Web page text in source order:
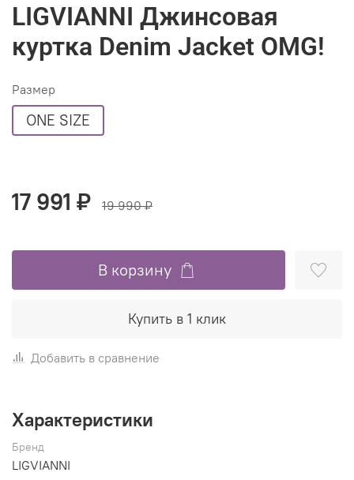
LIGVIANNI Джинсовая
куртка Denim Jacket OMG!
Размер
ONE SIZE
17 991 ₽ 19 990 ₽
В корзину
Купить в 1 клик
Добавить в сравнение
Характеристики
Бренд
LIGVIANNI